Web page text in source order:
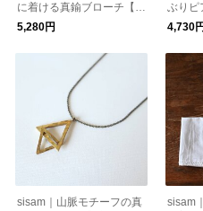
に着ける真鍮ブローチ【ギ
フトおすすめ】【ピンバッ
ジ】【手仕事】 / ペイズリ
ーブローチ
5,280円
ぶりピ
鍮】【
ース
4,730円
sisam｜山脈モチーフの真
sisam